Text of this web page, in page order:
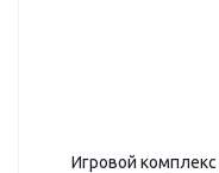
Игровой комплекс